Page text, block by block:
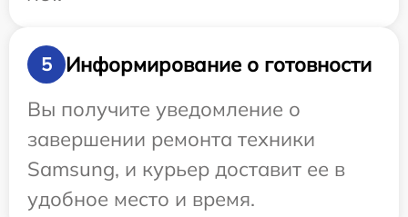
5
Информирование о готовности
Вы получите уведомление о
завершении ремонта техники
Samsung, и курьер доставит ее в
удобное место и время.